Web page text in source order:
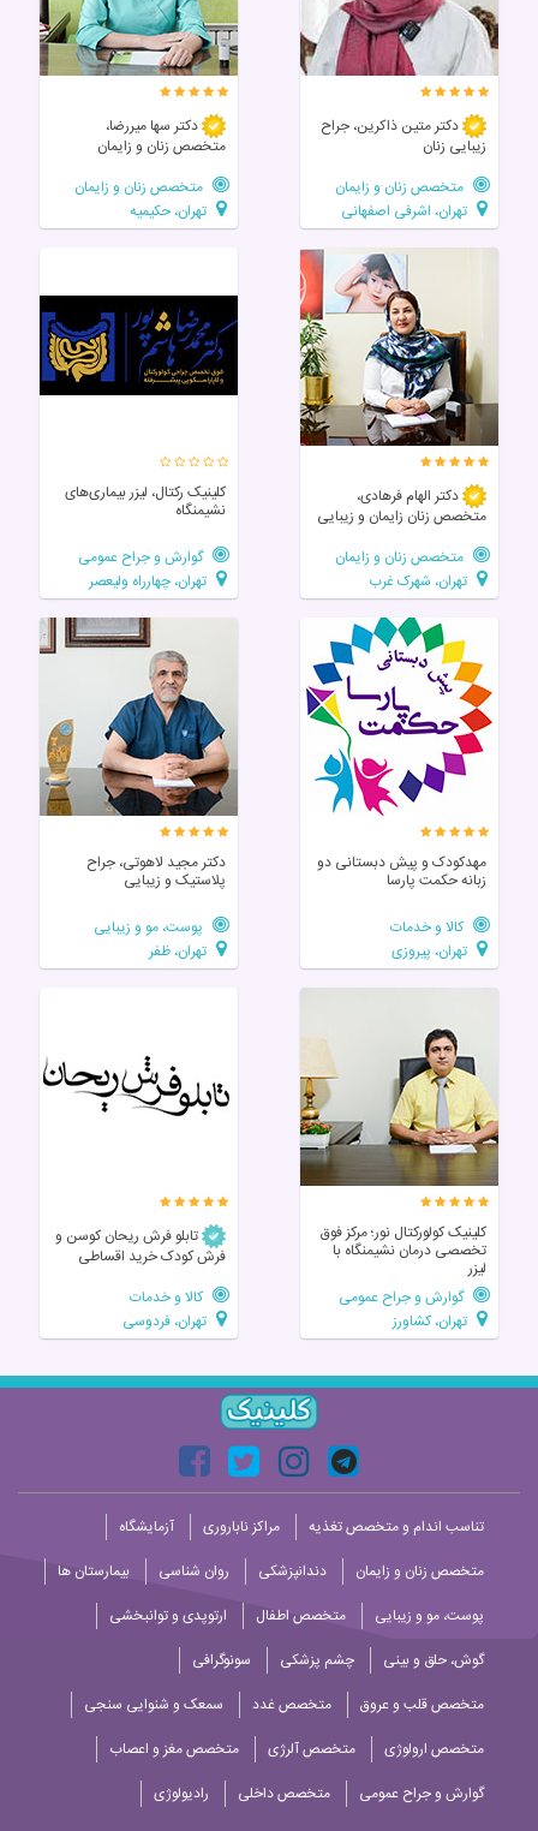
دکتر متین ذاکرین، جراح
زیبایی زنان
متخصص زنان و زایمان
تهران، اشرفی اصفهانی
دکتر سها میررضا،
متخصص زنان و زایمان
متخصص زنان و زایمان
تهران، حکیمیه
دکتر الهام فرهادی،
متخصص زنان زايمان و زیبایی
متخصص زنان و زایمان
تهران، شهرک غرب
کلینیک رکتال، لیزر بیماری‌های
نشیمنگاه
گوارش و جراح عمومی
تهران، چهارراه ولیعصر
مهدکودک و پیش دبستانی دو
زبانه حکمت پارسا
کالا و خدمات
تهران، پیروزی
دکتر مجید لاهوتی، جراح
پلاستیک و زیبایی
پوست، مو و زیبایی
تهران، ظفر
کلینیک کولورکتال نور؛ مرکز فوق‌
تخصصی درمان نشیمنگاه با
لیزر
گوارش و جراح عمومی
تهران، کشاورز
تابلو فرش ریحان کوسن و
فرش کودک خرید اقساطی
کالا و خدمات
تهران، فردوسی
تناسب اندام و متخصص تغذیه مراکز ناباروری
آزمایشگاه
متخصص زنان و زایمان
دندانپزشکی روان شناسی
بیمارستان ها
پوست، مو و زیبایی
متخصص اطفال
ارتوپدی و توانبخشی
گوش، حلق و بینی
چشم پزشکی
سونوگرافی
متخصص قلب و عروق
متخصص غدد
سمعک و شنوایی سنجی
متخصص ارولوژی
متخصص آلرژی
متخصص مغز و اعصاب
گوارش و جراح عمومی
متخصص داخلی
رادیولوژی